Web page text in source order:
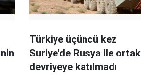
Türkiye üçüncü kez
Suriye'de Rusya ile ortak
devriyeye katılmadı